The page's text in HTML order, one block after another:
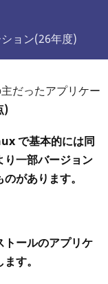
ョン(26年度)
だったアプリケー
)
で基本的には同
り一部バージョン
があります。
ールのアプリケ
す。